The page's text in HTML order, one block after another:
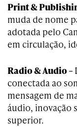
Print &
muda de nome
adotada pelo
em circulação,
Radio & Audio –
conectada ao
mensagem de
áudio, inovação
superior.